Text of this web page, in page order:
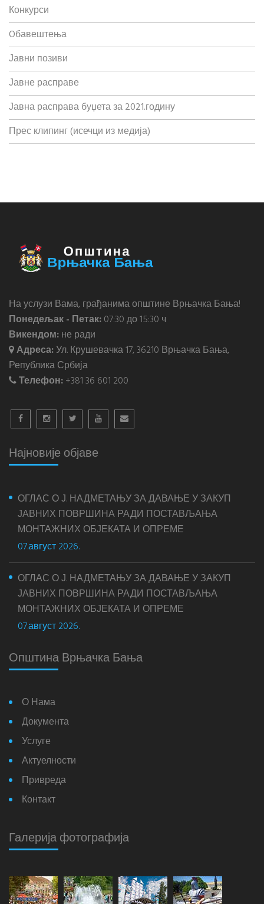
Конкурси
Oбавештења
Јавни позиви
Јавне расправе
Јавна расправа буџета за 2021.годину
Прес клипинг (исечци из медија)
На услузи Вама, грађанима општине Врњачка Бања!
Понедељак - Петак:07:30 до 15:30 ч
Викендом:не ради
Адреса:Ул. Крушевачка 17, 36210 Врњачка Бања,
Република Србија
Телефон:+381 36 601 200
Најновије објаве
ОГЛАС О Ј. НАДМЕТАЊУ ЗА ДАВАЊЕ У ЗАКУП
ЈАВНИХ ПОВРШИНА РАДИ ПОСТАВЉАЊА
МОНТАЖНИХ ОБЈЕКАТА И ОПРЕМЕ
07.август 2026.
ОГЛАС О Ј. НАДМЕТАЊУ ЗА ДАВАЊЕ У ЗАКУП
ЈАВНИХ ПОВРШИНА РАДИ ПОСТАВЉАЊА
МОНТАЖНИХ ОБЈЕКАТА И ОПРЕМЕ
07.август 2026.
Општина Врњачка Бања
О Нама
Документа
Услуге
Актуелности
Привреда
Контакт
Галерија фотографија